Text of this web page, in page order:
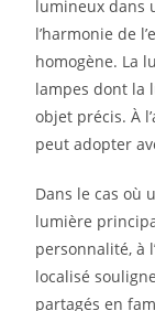
lumineux dans
l’harmonie de
homogène. La
lampes dont la
objet précis. À
peut adopter
Dans le cas où
lumière
personnalité, à
localisé
partagés en